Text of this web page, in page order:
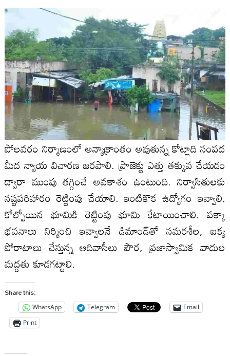
పోలవరం నిర్మాణంలో అన్యాక్రాంతం అవుతున్న కోట్లాది సంపద
మీద న్యాయ విచారణ జరపాలి. ప్రాజెక్టు ఎత్తు తక్కువ చేయడం
ద్వారా ముంపు తగ్గించే అవకాశం ఉంటుంది. నిర్వాసితులకు
నష్టపరిహారం రెట్టింపు చేయాలి. ఇంటికొక ఉద్యోగం ఇవ్వాలి.
కోల్పోయిన భూమికి రెట్టింపు భూమి కేటాయించాలి. పక్కా
భవనాలు నిర్మించి ఇవ్వాలనే డిమాండ్‌తో సమరశీల, ఐక్య
పోరాటాలు చేస్తున్న ఆదివాసీలు పౌర, ప్రజాస్వామిక వాదుల
మద్దతు కూడగట్టాలి.
Share this:
WhatsApp Telegram
Email
Print